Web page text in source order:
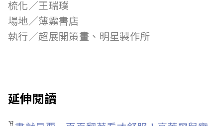
梳化／王瑞璞
場地／薄霧書店
執行／超展開策畫、明星製作所
延伸閱讀